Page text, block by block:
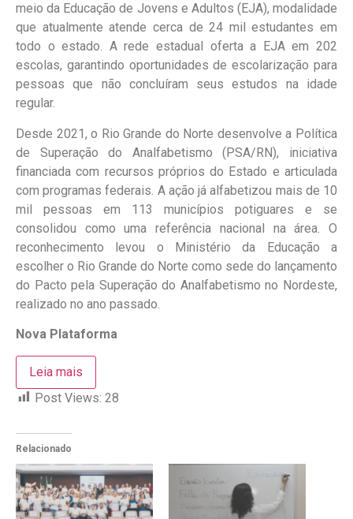
meio da Educação de Jovens e Adultos (EJA), modalidade
que atualmente atende cerca de 24 mil estudantes em
todo o estado. A rede estadual oferta a EJA em 202
escolas, garantindo oportunidades de escolarização para
pessoas que não concluíram seus estudos na idade
regular.
Desde 2021, o Rio Grande do Norte desenvolve a Política
de Superação do Analfabetismo (PSA/RN), iniciativa
financiada com recursos próprios do Estado e articulada
com programas federais. A ação já alfabetizou mais de 10
mil pessoas em 113 municípios potiguares e se
consolidou como uma referência nacional na área. O
reconhecimento levou o Ministério da Educação a
escolher o Rio Grande do Norte como sede do lançamento
do Pacto pela Superação do Analfabetismo no Nordeste,
realizado no ano passado.
Nova Plataforma
Leia mais
Post Views: 28
Relacionado